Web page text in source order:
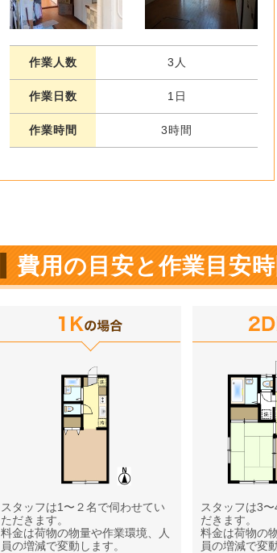
作業人数 3人
作業日数 1日
作業時間 3時間
費用の目安と作業目安時
スタッフは1〜２名で伺わせてい
ただきます。
料金は荷物の物量や作業環境、人
員の増減で変動します。
スタッフは3
だきます。
料金は荷物の
員の増減で変